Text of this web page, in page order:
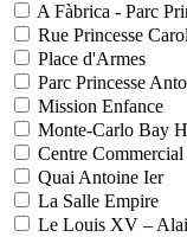
A Fàbrica - Parc
Rue Princesse
Place d'Armes
Parc Princesse
Mission Enfance
Monte-Carlo Bay
Centre
Quai Antoine Ier
La Salle Empire
Le Louis XV –